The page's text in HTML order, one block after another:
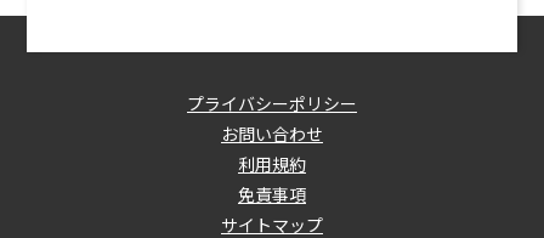
プライバシーポリシー
お問い合わせ
利用規約
免責事項
サイトマップ